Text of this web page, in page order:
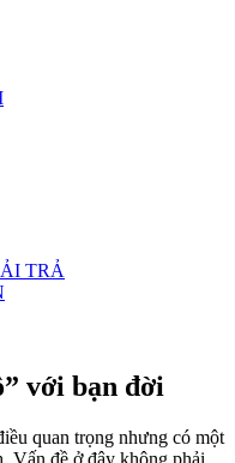
TRẢ
với bạn đời
quan trọng nhưng có một
Vấn đề ở đây không phải